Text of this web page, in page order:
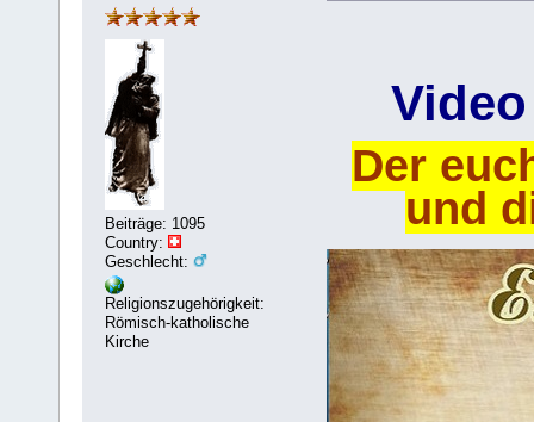
Beiträge: 1095
Country:
Geschlecht:
Religionszugehörigkeit:
Römisch-katholische
Kirche
Der
und